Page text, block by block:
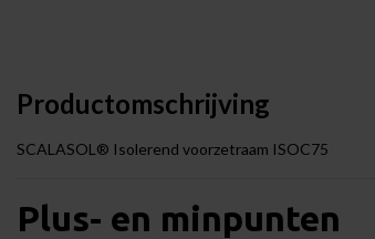
Productomschrijving
SCALASOL® Isolerend voorzetraam ISOC75
Plus- en minpunten